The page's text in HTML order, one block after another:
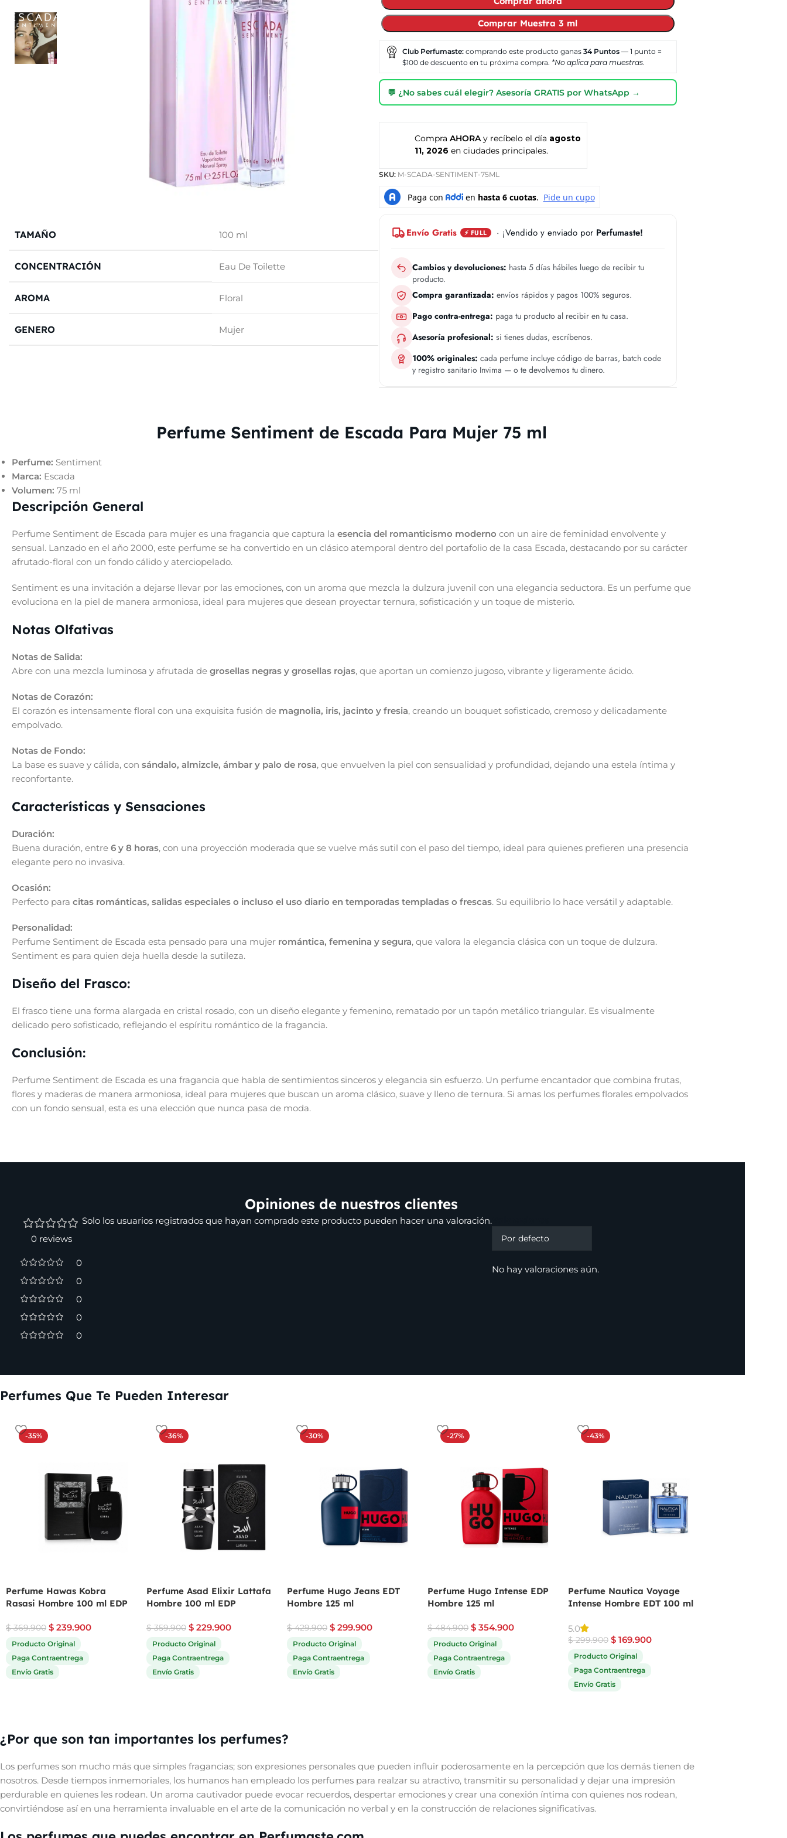
TAMAÑO 100 ml
CONCENTRACIÓN Eau De Toilette
AROMA Floral
GENERO Mujer
Comprar Muestra 3 ml
Club Perfumaste:comprando este producto ganas 34Puntos— 1 punto =
$100 de descuento en tu próxima compra. *No aplica para muestras.
💬 ¿No sabes cuál elegir? Asesoría GRATIS por WhatsApp →
Compra AHORAy recíbelo el día agosto
11, 2026 en ciudades principales.
SKU: M-SCADA-SENTIMENT-75ML
Envío Gratis ⚡ FULL · ¡Vendido y enviado por Perfumaste!
Cambios y devoluciones: hasta 5 días hábiles luego de recibir tu
producto.
Compra garantizada: envíos rápidos y pagos 100% seguros.
Pago contra-entrega: paga tu producto al recibir en tu casa.
Asesoría profesional: si tienes dudas, escríbenos.
100% originales: cada perfume incluye código de barras, batch code
y registro sanitario Invima — o te devolvemos tu dinero.
Perfume Sentiment de Escada Para Mujer 75 ml
Perfume: Sentiment
Marca: Escada
Volumen: 75 ml
Descripción General
Perfume Sentiment de Escada para mujer es una fragancia que captura la esencia del romanticismo moderno con un aire de feminidad envolvente y
sensual. Lanzado en el año 2000, este perfume se ha convertido en un clásico atemporal dentro del portafolio de la casa Escada, destacando por su carácter
afrutado-floral con un fondo cálido y aterciopelado.
Sentiment es una invitación a dejarse llevar por las emociones, con un aroma que mezcla la dulzura juvenil con una elegancia seductora. Es un perfume que
evoluciona en la piel de manera armoniosa, ideal para mujeres que desean proyectar ternura, sofisticación y un toque de misterio.
Notas Olfativas
Notas de Salida:
Abre con una mezcla luminosa y afrutada de grosellas negras y grosellas rojas, que aportan un comienzo jugoso, vibrante y ligeramente ácido.
Notas de Corazón:
El corazón es intensamente floral con una exquisita fusión de magnolia, iris, jacinto y fresia, creando un bouquet sofisticado, cremoso y delicadamente
empolvado.
Notas de Fondo:
La base es suave y cálida, con sándalo, almizcle, ámbar y palo de rosa, que envuelven la piel con sensualidad y profundidad, dejando una estela íntima y
reconfortante.
Características y Sensaciones
Duración:
Buena duración, entre 6 y 8 horas, con una proyección moderada que se vuelve más sutil con el paso del tiempo, ideal para quienes prefieren una presencia
elegante pero no invasiva.
Ocasión:
Perfecto para citas románticas, salidas especiales o incluso el uso diario en temporadas templadas o frescas. Su equilibrio lo hace versátil y adaptable.
Personalidad:
Perfume Sentiment de Escada esta pensado para una mujer romántica, femenina y segura, que valora la elegancia clásica con un toque de dulzura.
Sentiment es para quien deja huella desde la sutileza.
Diseño del Frasco:
El frasco tiene una forma alargada en cristal rosado, con un diseño elegante y femenino, rematado por un tapón metálico triangular. Es visualmente
delicado pero sofisticado, reflejando el espíritu romántico de la fragancia.
Conclusión:
Perfume Sentiment de Escada es una fragancia que habla de sentimientos sinceros y elegancia sin esfuerzo. Un perfume encantador que combina frutas,
flores y maderas de manera armoniosa, ideal para mujeres que buscan un aroma clásico, suave y lleno de ternura. Si amas los perfumes florales empolvados
con un fondo sensual, esta es una elección que nunca pasa de moda.
Opiniones de nuestros clientes
0 reviews
0
0
0
0
0
No hay valoraciones aún.
Solo los usuarios registrados que hayan comprado este producto pueden hacer una valoración.
Perfumes Que Te Pueden Interesar
-35%
Perfume Hawas Kobra
Rasasi Hombre 100 ml EDP
$369.900 $ 239.900
Producto Original
Paga Contraentrega
Envío Gratis
-36%
Perfume Asad Elixir Lattafa
Hombre 100 ml EDP
$359.900 $ 229.900
Producto Original
Paga Contraentrega
Envío Gratis
-30%
Perfume Hugo Jeans EDT
Hombre 125 ml
$429.900 $ 299.900
Producto Original
Paga Contraentrega
Envío Gratis
-27%
Perfume Hugo Intense EDP
Hombre 125 ml
$484.900 $ 354.900
Producto Original
Paga Contraentrega
Envío Gratis
-43%
Perfume Nautica Voyage
Intense Hombre EDT 100 ml
5.0
$299.900 $ 169.900
Producto Original
Paga Contraentrega
Envío Gratis
¿Por que son tan importantes los perfumes?
Los perfumes son mucho más que simples fragancias; son expresiones personales que pueden influir poderosamente en la percepción que los demás tienen de
nosotros. Desde tiempos inmemoriales, los humanos han empleado los perfumes para realzar su atractivo, transmitir su personalidad y dejar una impresión
perdurable en quienes les rodean. Un aroma cautivador puede evocar recuerdos, despertar emociones y crear una conexión íntima con quienes nos rodean,
convirtiéndose así en una herramienta invaluable en el arte de la comunicación no verbal y en la construcción de relaciones significativas.